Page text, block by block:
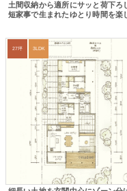
土間収納から適所にサッと荷下ろ
短家事で生まれたゆとり時間を楽
27坪 3LDK